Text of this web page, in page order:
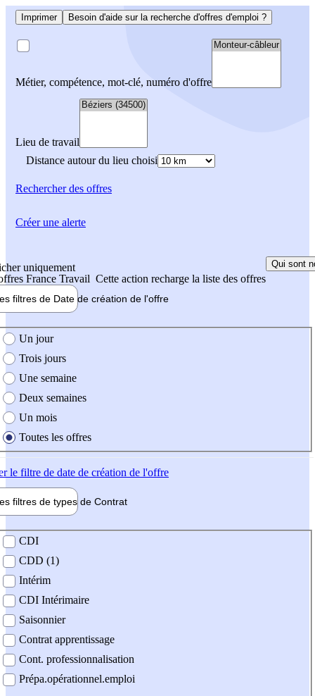
Imprimer Besoin d'aide sur la recherche d'offres d'emploi ?
Métier, compétence, mot-clé, numéro d'offre
Lieu de travail
Distance autour du lieu choisi
Rechercherdes offres
uniquement
France Travail Cette action recharge la liste des offres
Qui sont
filtres de Date de création de l'offre
création de l'offre
Un jour
Trois jours
Une semaine
Deux semaines
Un mois
Toutes les offres
le filtre de date de création de l'offre
filtres de types de Contrat
contrat
CDI
CDD (1)
Intérim
CDI Intérimaire
Saisonnier
Contrat apprentissage
Cont. professionnalisation
Prépa.opérationnel.emploi
Créer une alerte